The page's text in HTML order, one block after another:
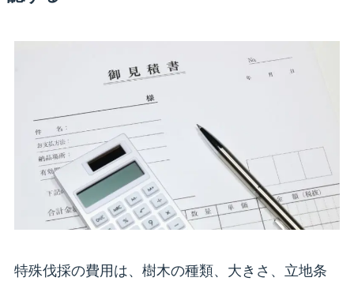
特殊伐採の費用は、樹木の種類、大きさ、立地条